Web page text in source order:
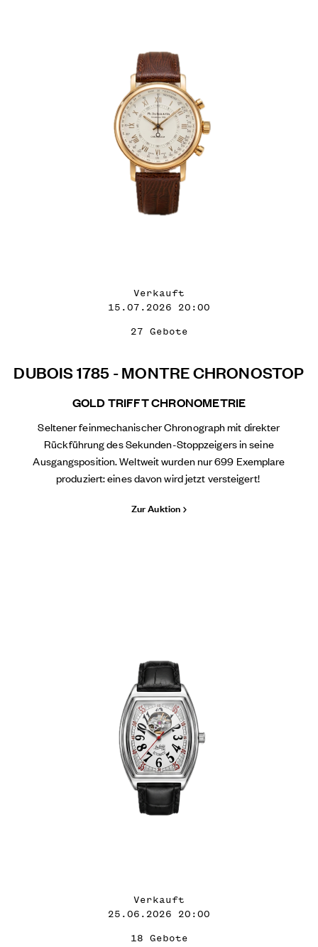
Verkauft
15.07.2026 20:00
27 Gebote
DUBOIS 1785 - MONTRE CHRONOSTOP
GOLD TRIFFT CHRONOMETRIE
Seltener feinmechanischer Chronograph mit direkter
Rückführung des Sekunden-Stoppzeigers in seine
Ausgangsposition. Weltweit wurden nur 699 Exemplare
produziert: eines davon wird jetzt versteigert!
Zur Auktion
Verkauft
25.06.2026 20:00
18 Gebote